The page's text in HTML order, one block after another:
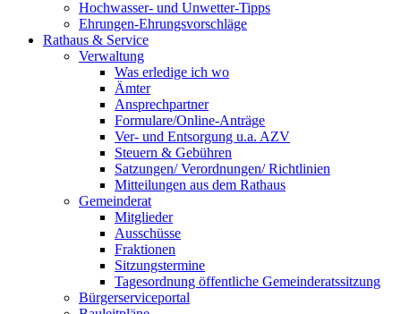
Hochwasser- und Unwetter-Tipps
Ehrungen-Ehrungsvorschläge
Rathaus & Service
Verwaltung
Was erledige ich wo
Ämter
Ansprechpartner
Formulare/Online-Anträge
Ver- und Entsorgung u.a. AZV
Steuern & Gebühren
Satzungen/ Verordnungen/ Richtlinien
Mitteilungen aus dem Rathaus
Gemeinderat
Mitglieder
Ausschüsse
Fraktionen
Sitzungstermine
Tagesordnung öffentliche Gemeinderatssitzung
Bürgerserviceportal